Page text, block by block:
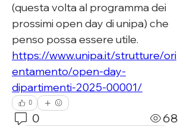
(questa volta al programma dei
prossimi open day di unipa) che
penso possa essere utile.
https://www.unipa.it/strutture/ori
entamento/open-day-
dipartimenti-2025-00001/
0
0 68